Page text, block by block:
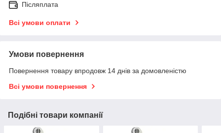
Післяплата
Всі умови оплати
Умови повернення
Повернення товару впродовж 14 днів за домовленістю
Всі умови повернення
Подібні товари компанії